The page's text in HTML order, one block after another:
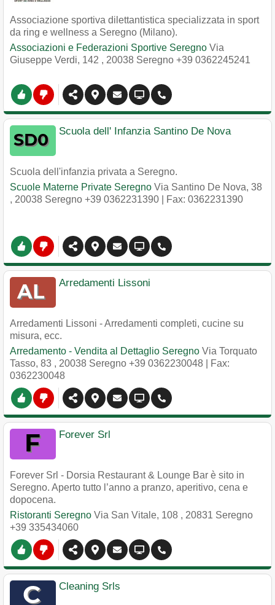
Associazione sportiva dilettantistica specializzata in sport
da ring e wellness a Seregno (Milano).
Associazioni e Federazioni Sportive Seregno Via
Giuseppe Verdi, 142 , 20038 Seregno +39 0362245241
Scuola dell' Infanzia Santino De Nova
Scuola dell'infanzia privata a Seregno.
Scuole Materne Private Seregno Via Santino De Nova, 38
, 20038 Seregno +39 0362231390 | Fax: 0362231390
Arredamenti Lissoni
Arredamenti Lissoni - Arredamenti completi, cucine su
misura, ecc.
Arredamento - Vendita al Dettaglio Seregno Via Torquato
Tasso, 83 , 20038 Seregno +39 0362230048 | Fax:
0362230048
Forever Srl
Forever Srl - Dorsia Restaurant & Lounge Bar è sito in
Seregno. Aperto tutto l’anno a pranzo, aperitivo, cena e
dopocena.
Ristoranti Seregno Via San Vitale, 108 , 20831 Seregno
+39 335434060
Cleaning Srls